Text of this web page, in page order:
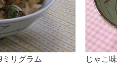
リグラム じゃこ